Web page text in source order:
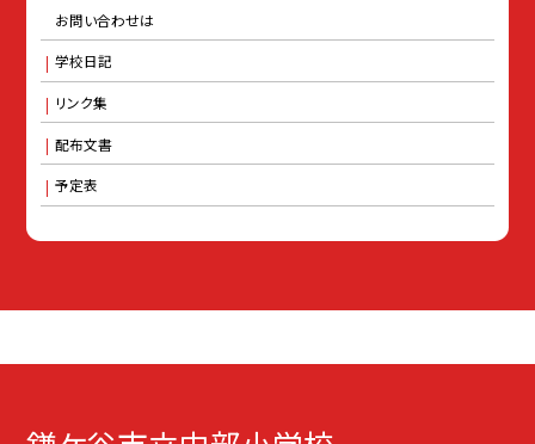
お問い合わせは
学校日記
リンク集
配布文書
予定表